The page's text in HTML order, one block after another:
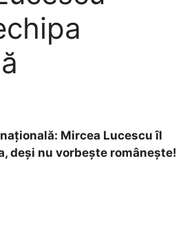
Mircea Lucescu îl
deși nu vorbește românește!